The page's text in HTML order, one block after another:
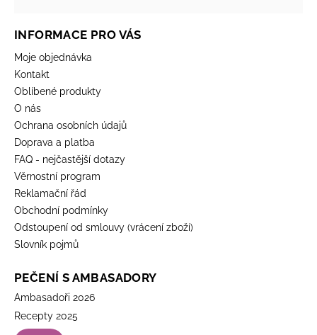
INFORMACE PRO VÁS
Moje objednávka
Kontakt
Oblíbené produkty
O nás
Ochrana osobních údajů
Doprava a platba
FAQ - nejčastější dotazy
Věrnostní program
Reklamační řád
Obchodní podmínky
Odstoupení od smlouvy (vrácení zboží)
Slovník pojmů
PEČENÍ S AMBASADORY
Ambasadoři 2026
Recepty 2025